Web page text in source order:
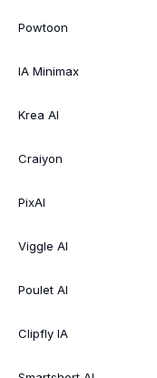
Powtoon
IA Minimax
Krea AI
Craiyon
PixAI
Viggle AI
Poulet AI
Clipfly IA